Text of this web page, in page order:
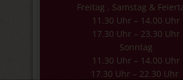
Freitag , Samstag &
11.30 Uhr – 14.00 Uhr
17.30 Uhr – 23.30 Uhr
Sonntag
11.30 Uhr – 14.00 Uhr
17.30 Uhr – 22.30 Uhr